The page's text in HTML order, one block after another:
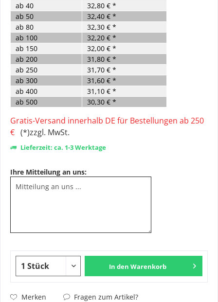
ab 40
32,80 € *
ab 50
32,40 € *
ab 80
32,30 € *
ab 100
32,20 € *
ab 150
32,00 € *
ab 200
31,80 € *
ab 250
31,70 € *
ab 300
31,60 € *
ab 400
31,10 € *
ab 500 30,30 € *
Gratis-Versand innerhalb DE für Bestellungen ab 250
€ (*)zzgl. MwSt.
Lieferzeit: ca. 1-3 Werktage
Ihre Mitteilung an uns:
In den Warenkorb
Merken Fragen zum Artikel?